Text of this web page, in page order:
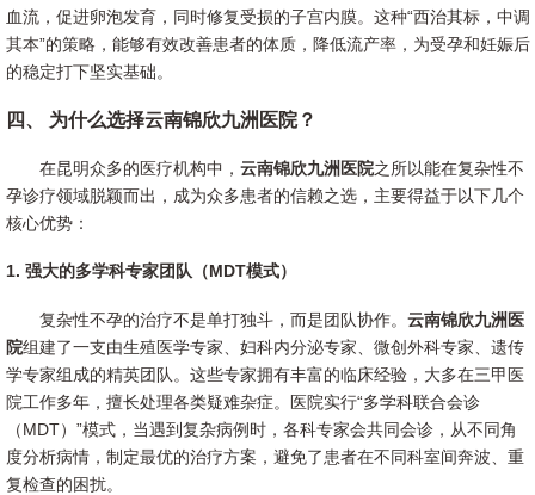
血流，促进卵泡发育，同时修复受损的子宫内膜。这种“西治其标，中调
其本”的策略，能够有效改善患者的体质，降低流产率，为受孕和妊娠后
的稳定打下坚实基础。
四、 为什么选择云南锦欣九洲医院？
在昆明众多的医疗机构中， 云南锦欣九洲医院之所以能在复杂性不
孕诊疗领域脱颖而出，成为众多患者的信赖之选，主要得益于以下几个
核心优势：
1. 强大的多学科专家团队（MDT模式）
复杂性不孕的治疗不是单打独斗，而是团队协作。 云南锦欣九洲医
院组建了一支由生殖医学专家、妇科内分泌专家、微创外科专家、遗传
学专家组成的精英团队。这些专家拥有丰富的临床经验，大多在三甲医
院工作多年，擅长处理各类疑难杂症。医院实行“多学科联合会诊
（MDT）”模式，当遇到复杂病例时，各科专家会共同会诊，从不同角
度分析病情，制定最优的治疗方案，避免了患者在不同科室间奔波、重
复检查的困扰。